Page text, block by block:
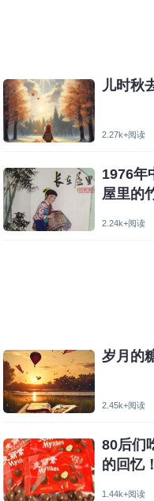
儿时秋
2.27k+阅读
1976年
屋里的
2.24k+阅读
岁月的
2.45k+阅读
80后们
的回忆！
1.44k+阅读